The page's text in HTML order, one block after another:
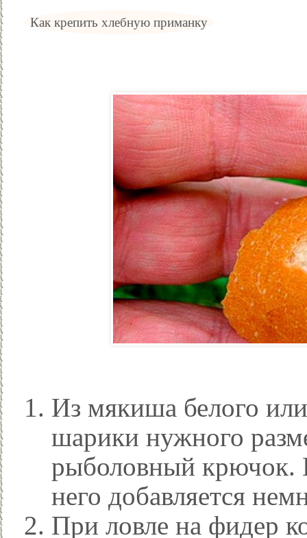
Как крепить хлебную приманку
Из мякиша белого
шарики нужного
рыболовный крючок.
него добавляется
При ловле на фидер